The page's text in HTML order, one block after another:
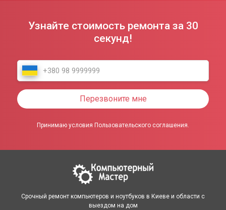
Узнайте стоимость ремонта за 30
секунд!
Перезвоните мне
Принимаю условия Пользовательского соглашения.
Срочный ремонт компьютеров и ноутбуков в Киеве и области с
выездом на дом